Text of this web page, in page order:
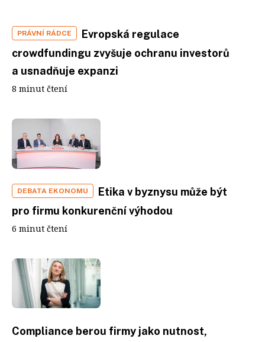
PRÁVNÍ RÁDCE
Evropská regulace
crowdfundingu zvyšuje ochranu investorů
a usnadňuje expanzi
8 minut čtení
DEBATA EKONOMU
Etika v byznysu může být
pro firmu konkurenční výhodou
6 minut čtení
Compliance berou firmy jako nutnost,